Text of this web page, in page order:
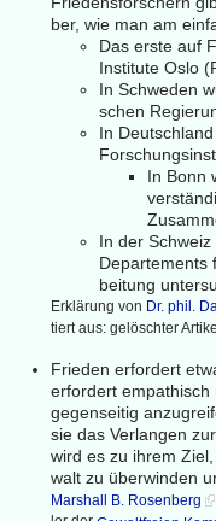
ber, wie man am
Das erste auf
Institute Oslo
In Schweden
schen
In
In Bonn
In der
Departements
beitung
Erklärung von Dr. phil.
tiert aus: gelöschter
Frieden erfordert
erfordert
gegenseitig
sie das Verlangen
wird es zu ihrem
walt zu überwinden
Marshall B. Rosenberg